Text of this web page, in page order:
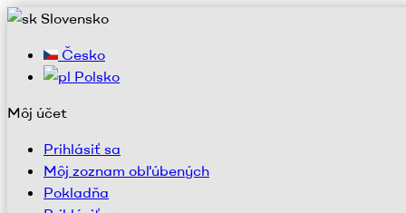
Slovensko
Česko
Polsko
Môj účet
Prihlásiť sa
Môj zoznam obľúbených
Pokladňa